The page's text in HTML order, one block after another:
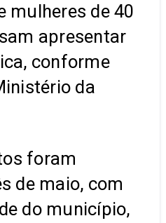
mulheres de 40
apresentar
conforme
da
foram
de maio, com
do município,